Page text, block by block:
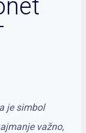
je simbol
važno,